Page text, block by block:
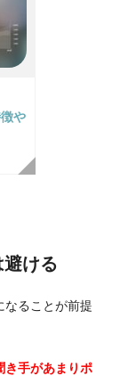
や
ける
なることが前提
き手があまりポ